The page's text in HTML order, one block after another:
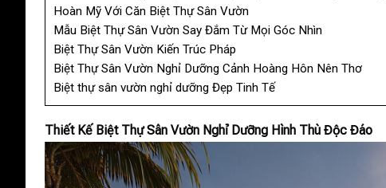
Hoàn Mỹ Với Căn Biệt Thự Sân Vườn
Mẫu Biệt Thự Sân Vườn Say Đắm Từ Mọi Góc Nhìn
Biệt Thự Sân Vườn Kiến Trúc Pháp
Biệt Thự Sân Vườn Nghỉ Dưỡng Cảnh Hoàng Hôn Nên Thơ
Biệt thự sân vườn nghỉ dưỡng Đẹp Tinh Tế
Thiết Kế Biệt Thự Sân Vườn Nghỉ Dưỡng Hình Thù Độc Đáo